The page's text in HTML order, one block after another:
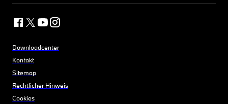
Downloadcenter
Kontakt
Sitemap
Rechtlicher Hinweis
Cookies